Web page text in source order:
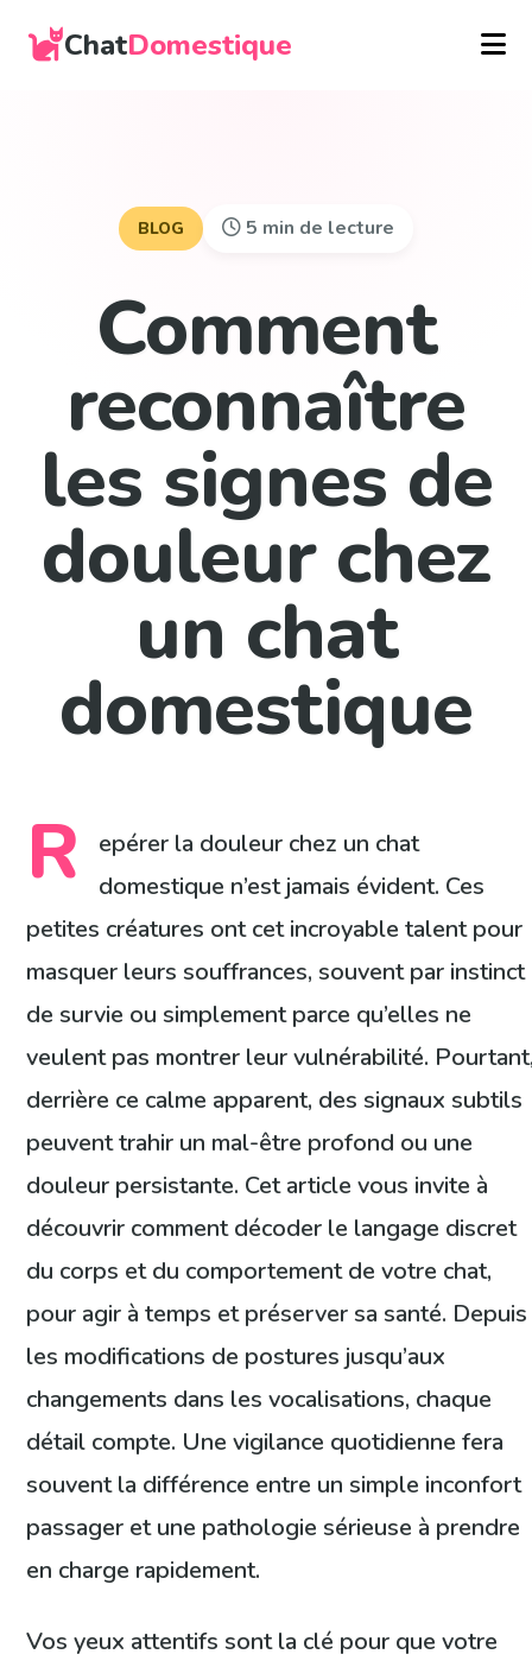
ChatDomestique
BLOG 5 min de lecture
Comment
reconnaître
les signes de
douleur chez
un chat
domestique
R
epérer la douleur chez un chat
domestique n’est jamais évident. Ces
petites créatures ont cet incroyable talent pour
masquer leurs souffrances, souvent par instinct
de survie ou simplement parce qu’elles ne
veulent pas montrer leur vulnérabilité.
derrière ce calme apparent, des signaux subtils
peuvent trahir un mal-être profond ou une
douleur persistante. Cet article vous invite à
découvrir comment décoder le langage discret
du corps et du comportement de votre chat,
pour agir à temps et préserver sa santé. Depuis
les modifications de postures jusqu’aux
changements dans les vocalisations, chaque
détail compte. Une vigilance quotidienne fera
souvent la différence entre un simple inconfort
passager et une pathologie sérieuse à prendre
en charge rapidement.
Vos yeux attentifs sont la clé pour que votre